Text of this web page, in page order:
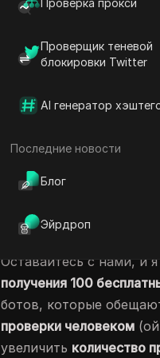
Проверка прокси
Проверщик теневой
блокировки Twitter
AI генератор
Последние новости
Блог
Эйрдроп
Instagramмогут
действительно
нужно схематичное
бесплатных
Нет. Есть законные
добавление
время, которые
просмотры в Instagram
Оставайтесь с нами, и
получения 100
ботов, которые
проверки человеком
увеличить количество